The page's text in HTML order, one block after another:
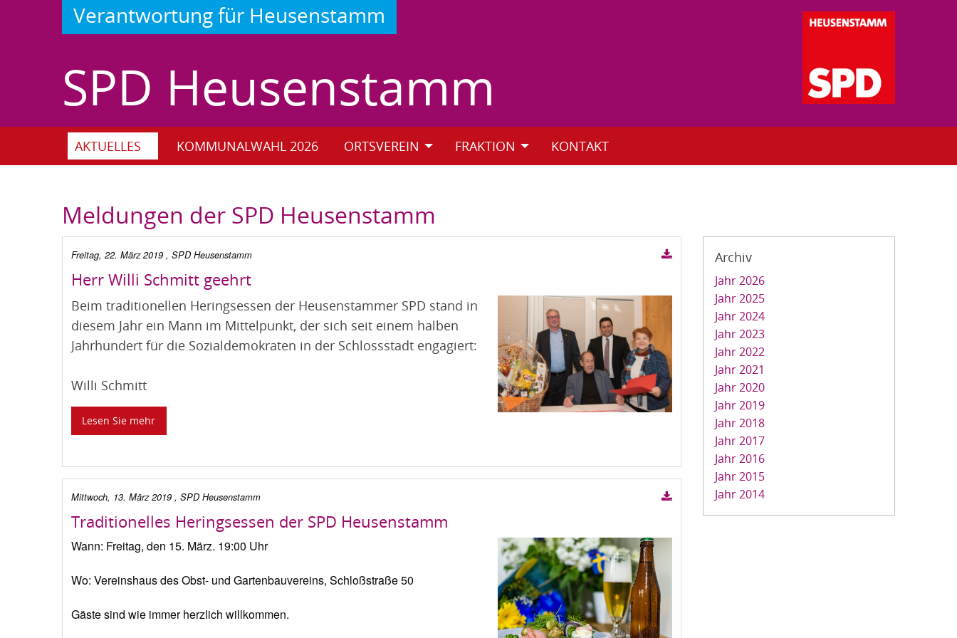
Verantwortung für Heusenstamm
SPD Heusenstamm
AKTUELLES KOMMUNALWAHL 2026 ORTSVEREIN FRAKTION KONTAKT
Meldungen der SPD Heusenstamm
Freitag, 22. März 2019 , SPD Heusenstamm
Herr Willi Schmitt geehrt
Beim traditionellen Heringsessen der Heusenstammer SPD stand in
diesem Jahr ein Mann im Mittelpunkt, der sich seit einem halben
Jahrhundert für die Sozialdemokraten in der Schlossstadt engagiert:
Willi Schmitt
Lesen Sie mehr
Mittwoch, 13. März 2019 , SPD Heusenstamm
Traditionelles Heringsessen der SPD Heusenstamm
Wann: Freitag, den 15. März. 19:00 Uhr
Wo: Vereinshaus des Obst- und Gartenbauvereins, Schloßstraße 50
Gäste sind wie immer herzlich willkommen.
Archiv
Jahr 2026
Jahr 2025
Jahr 2024
Jahr 2023
Jahr 2022
Jahr 2021
Jahr 2020
Jahr 2019
Jahr 2018
Jahr 2017
Jahr 2016
Jahr 2015
Jahr 2014